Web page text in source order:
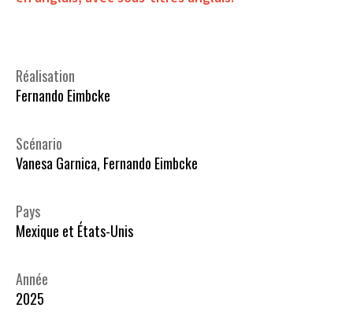
Réalisation
Fernando Eimbcke
Scénario
Vanesa Garnica, Fernando Eimbcke
Pays
Mexique et États-Unis
Année
2025